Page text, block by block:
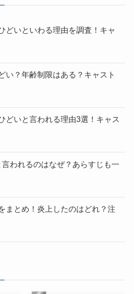
どいといわる理由を調査！キャ
い？年齢制限はある？キャスト
どいと言われる理由3選！キャス
われるのはなぜ？あらすじも一
まとめ！炎上したのはどれ？注